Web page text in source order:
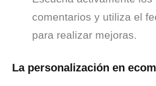
comentarios y utiliza el
para realizar mejoras.
La personalización en